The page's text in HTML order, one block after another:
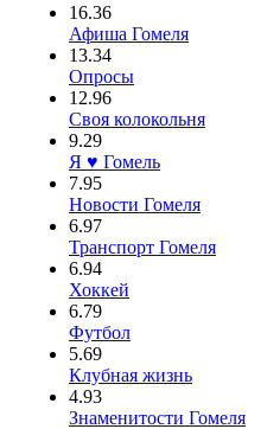
16.36
Афиша Гомеля
13.34
Опросы
12.96
Своя колокольня
9.29
Я ♥ Гомель
7.95
Новости Гомеля
6.97
Транспорт Гомеля
6.94
Хоккей
6.79
Футбол
5.69
Клубная жизнь
4.93
Знаменитости Гомеля